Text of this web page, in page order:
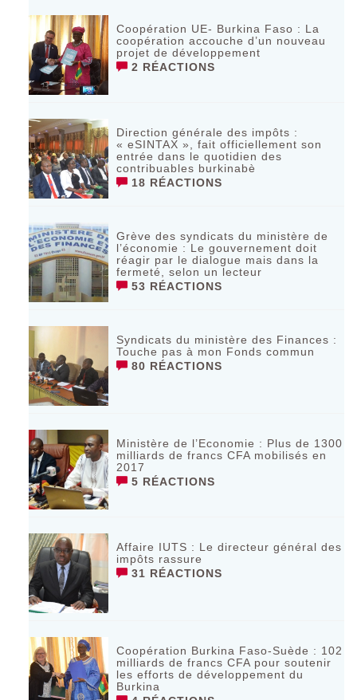
Coopération UE- Burkina Faso : La
coopération accouche d’un nouveau
projet de développement
2 RÉACTIONS
Direction générale des impôts :
« eSINTAX », fait officiellement son
entrée dans le quotidien des
contribuables burkinabè
18 RÉACTIONS
Grève des syndicats du ministère de
l’économie : Le gouvernement doit
réagir par le dialogue mais dans la
fermeté, selon un lecteur
53 RÉACTIONS
Syndicats du ministère des Finances :
Touche pas à mon Fonds commun
80 RÉACTIONS
Ministère de l’Economie : Plus de 1300
milliards de francs CFA mobilisés en
2017
5 RÉACTIONS
Affaire IUTS : Le directeur général des
impôts rassure
31 RÉACTIONS
Coopération Burkina Faso-Suède : 102
milliards de francs CFA pour soutenir
les efforts de développement du
Burkina